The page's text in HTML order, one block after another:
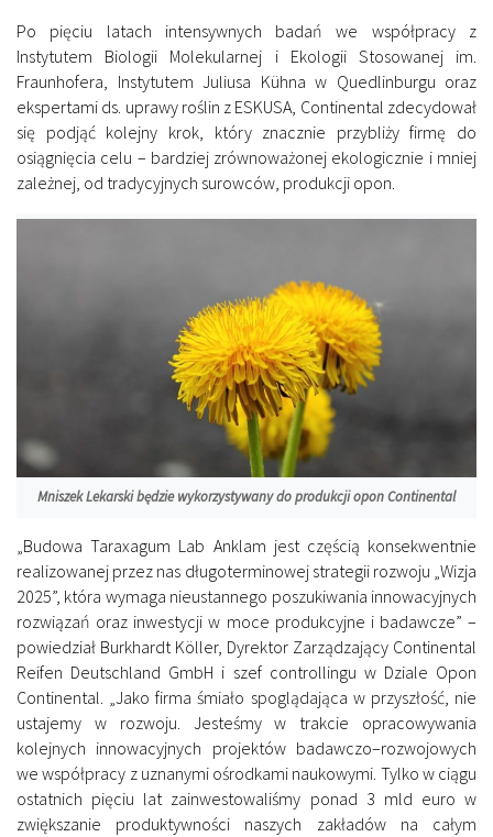
Po pięciu latach intensywnych badań we współpracy z
Instytutem Biologii Molekularnej i Ekologii Stosowanej im.
Fraunhofera, Instytutem Juliusa Kühna w Quedlinburgu oraz
ekspertami ds. uprawy roślin z ESKUSA, Continental zdecydował
się podjąć kolejny krok, który znacznie przybliży firmę do
osiągnięcia celu – bardziej zrównoważonej ekologicznie i mniej
zależnej, od tradycyjnych surowców, produkcji opon.
Mniszek Lekarski będzie wykorzystywany do produkcji opon Continental
„Budowa Taraxagum Lab Anklam jest częścią konsekwentnie
realizowanej przez nas długoterminowej strategii rozwoju „Wizja
2025”, która wymaga nieustannego poszukiwania innowacyjnych
rozwiązań oraz inwestycji w moce produkcyjne i badawcze” –
powiedział Burkhardt Köller, Dyrektor Zarządzający Continental
Reifen Deutschland GmbH i szef controllingu w Dziale Opon
Continental. „Jako firma śmiało spoglądająca w przyszłość, nie
ustajemy w rozwoju. Jesteśmy w trakcie opracowywania
kolejnych innowacyjnych projektów badawczo–rozwojowych
we współpracy z uznanymi ośrodkami naukowymi. Tylko w ciągu
ostatnich pięciu lat zainwestowaliśmy ponad 3 mld euro w
zwiększanie produktywności naszych zakładów na całym